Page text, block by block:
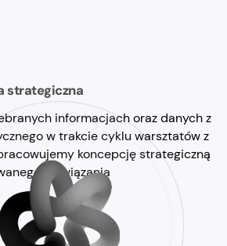
strategiczna
informacjach oraz danych z
w trakcie cyklu warsztatów z
koncepcję strategiczną
rozwiązania